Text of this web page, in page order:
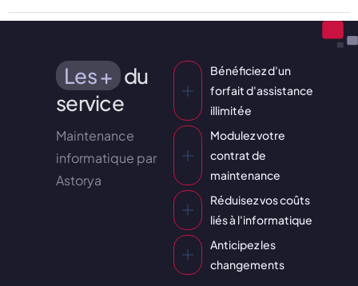
Les + du
service
Maintenance
informatique par
Astorya
Bénéficiez d'un
forfait d'assistance
illimitée
Modulez votre
contrat de
maintenance
Réduisez vos coûts
liés à l'informatique
Anticipez les
changements